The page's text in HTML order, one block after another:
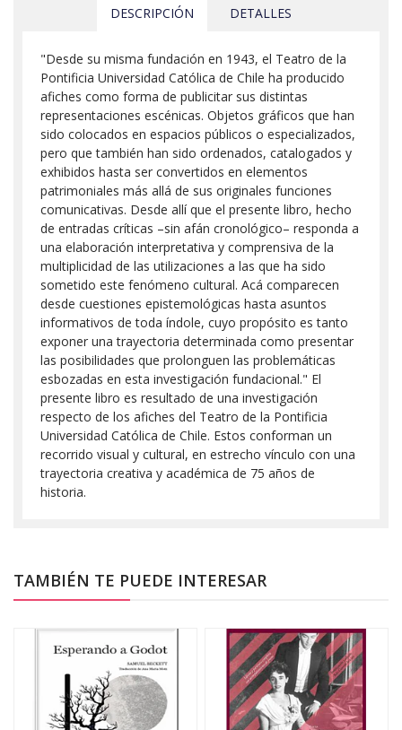
DESCRIPCIÓN DETALLES
"Desde su misma fundación en 1943, el Teatro de la
Pontificia Universidad Católica de Chile ha producido
afiches como forma de publicitar sus distintas
representaciones escénicas. Objetos gráficos que han
sido colocados en espacios públicos o especializados,
pero que también han sido ordenados, catalogados y
exhibidos hasta ser convertidos en elementos
patrimoniales más allá de sus originales funciones
comunicativas. Desde allí que el presente libro, hecho
de entradas críticas –sin afán cronológico– responda a
una elaboración interpretativa y comprensiva de la
multiplicidad de las utilizaciones a las que ha sido
sometido este fenómeno cultural. Acá comparecen
desde cuestiones epistemológicas hasta asuntos
informativos de toda índole, cuyo propósito es tanto
exponer una trayectoria determinada como presentar
las posibilidades que prolonguen las problemáticas
esbozadas en esta investigación fundacional." El
presente libro es resultado de una investigación
respecto de los afiches del Teatro de la Pontificia
Universidad Católica de Chile. Estos conforman un
recorrido visual y cultural, en estrecho vínculo con una
trayectoria creativa y académica de 75 años de
historia.
TAMBIÉN TE PUEDE INTERESAR